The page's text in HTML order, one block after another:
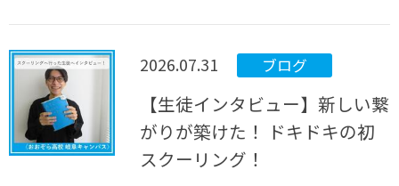
2026.07.31 ブログ
【生徒インタビュー】新しい繋
がりが築けた！ ドキドキの初
スクーリング！